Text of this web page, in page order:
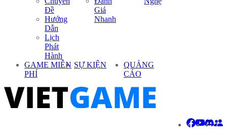
Đề
Hướng
Dẫn
Lịch
Phát
Hành
Giá
Nhanh
GAME MIỄN
PHÍ
SỰ KIỆN
QUẢNG
CÁO